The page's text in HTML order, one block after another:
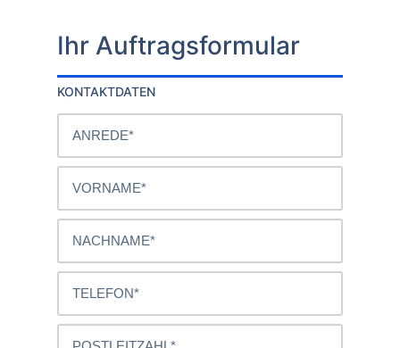
Ihr Auftragsformular
KONTAKTDATEN